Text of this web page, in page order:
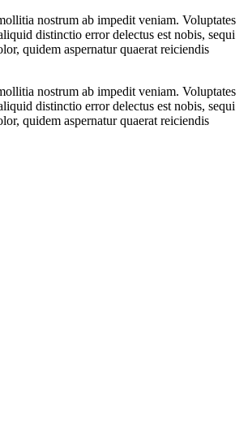
nostrum ab impedit veniam. Voluptates
distinctio error delectus est nobis, sequi
quidem aspernatur quaerat reiciendis
nostrum ab impedit veniam. Voluptates
distinctio error delectus est nobis, sequi
quidem aspernatur quaerat reiciendis